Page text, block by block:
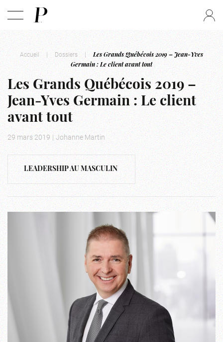
Accueil | Dossiers |
Les Grands Québécois 2019 – Jean-Yves
Germain : Le client avant tout
Les Grands Québécois 2019 –
Jean-Yves Germain : Le client
avant tout
29 mars 2019 | Johanne Martin
LEADERSHIP AU MASCULIN